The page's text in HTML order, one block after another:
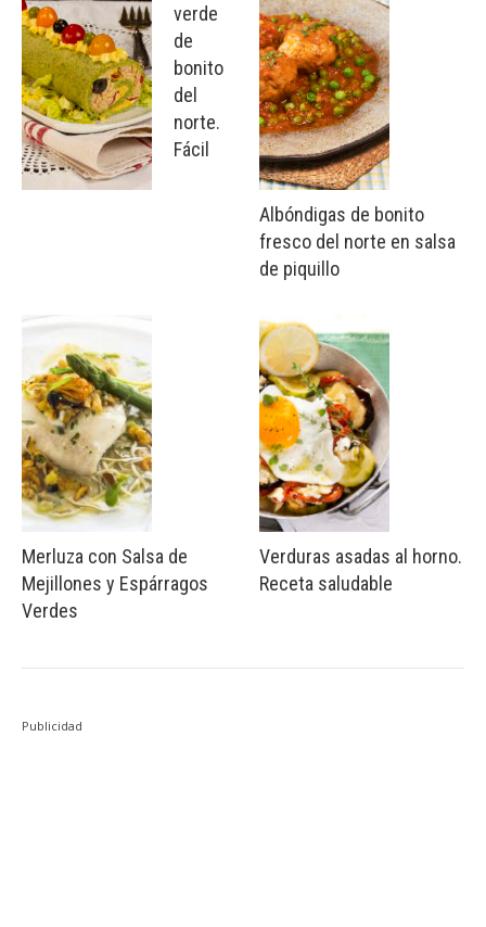
verde
de
bonito
del
norte.
Fácil
Merluza con Salsa de
Mejillones y Espárragos
Verdes
Albóndigas de bonito
fresco del norte en salsa
de piquillo
Verduras asadas al horno.
Receta saludable
Publicidad